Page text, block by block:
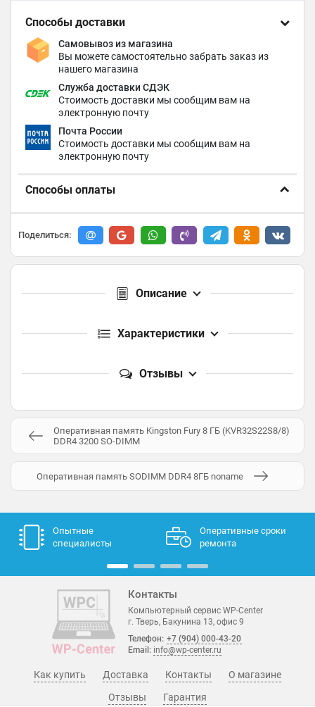
Способы доставки
Самовывоз из магазина
Вы можете самостоятельно забрать заказ из
нашего магазина
Служба доставки СДЭК
Стоимость доставки мы сообщим вам на
электронную почту
Почта России
Стоимость доставки мы сообщим вам на
электронную почту
Способы оплаты
Поделиться:
Описание
Характеристики
Отзывы
Оперативная память Kingston Fury 8 ГБ (KVR32S22S8/8)
DDR4 3200 SO-DIMM
Оперативная память SODIMM DDR4 8ГБ noname
Опытные
специалисты
Оперативные сроки
ремонта
Контакты
Компьютерный сервис WP-Center
г. Тверь, Бакунина 13, офис 9
Телефон: +7 (904) 000-43-20
Email: info@wp-center.ru
О магазине
Гарантия
Отзывы
Как купить Доставка Контакты